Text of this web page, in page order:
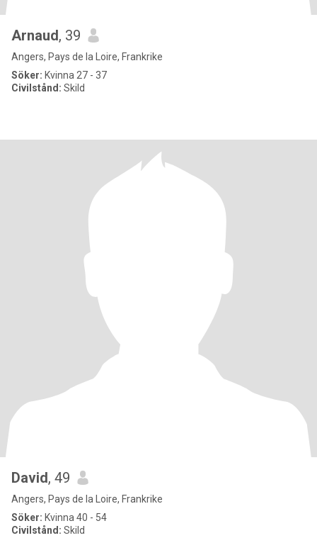
Arnaud, 39
Angers, Pays de la Loire, Frankrike
Söker: Kvinna 27 - 37
Civilstånd: Skild
David, 49
Angers, Pays de la Loire, Frankrike
Söker: Kvinna 40 - 54
Civilstånd: Skild